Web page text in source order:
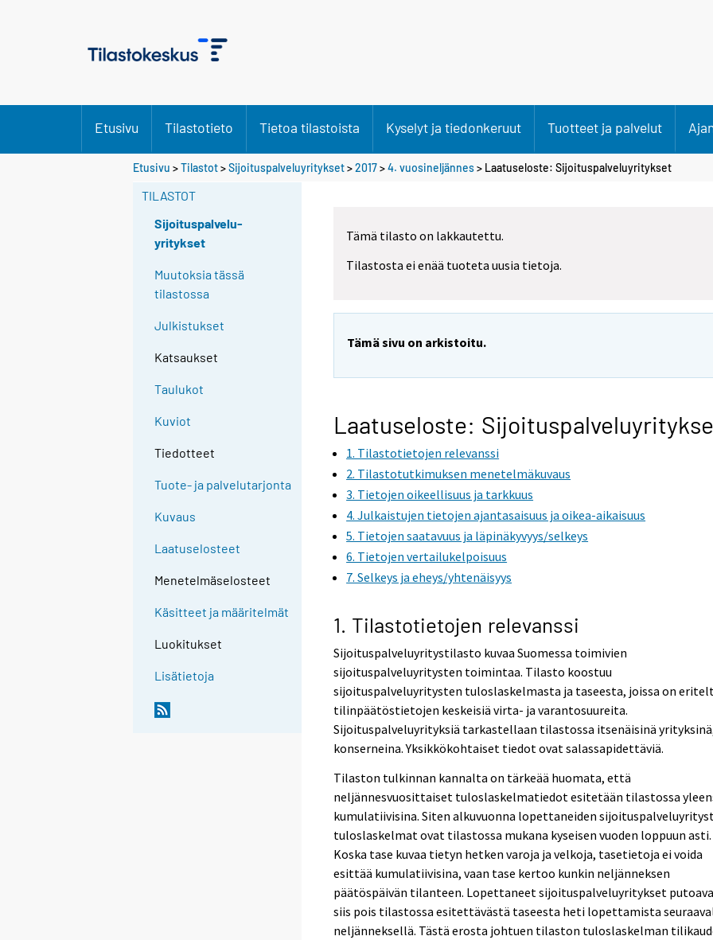
Etusivu Tilastotieto Tietoa tilastoista Kyselyt ja tiedonkeruut Tuotteet ja palvelut
Etusivu >Tilastot>Sijoituspalveluyritykset>2017>4. vuosineljännes> Laatuseloste: Sijoituspalveluyritykset
TILASTOT
Sijoituspalvelu-
yritykset
Muutoksia tässä
tilastossa
Julkistukset
Katsaukset
Taulukot
Kuviot
Tiedotteet
Tuote- ja palvelutarjonta
Kuvaus
Laatuselosteet
Menetelmäselosteet
Käsitteet ja määritelmät
Luokitukset
Lisätietoja
Tämä tilasto on lakkautettu.
Tilastosta ei enää tuoteta uusia tietoja.
Tämä sivu on arkistoitu.
Laatuseloste:
1. Tilastotietojen relevanssi
2. Tilastotutkimuksen menetelmäkuvaus
3. Tietojen oikeellisuus ja tarkkuus
4. Julkaistujen tietojen ajantasaisuus ja oikea-aikaisuus
5. Tietojen saatavuus ja läpinäkyvyys/selkeys
6. Tietojen vertailukelpoisuus
7. Selkeys ja eheys/yhtenäisyys
1. Tilastotietojen relevanssi
Sijoituspalveluyritystilasto kuvaa Suomessa toimivien
sijoituspalveluyritysten toimintaa. Tilasto koostuu
sijoituspalveluyritysten tuloslaskelmasta ja taseesta, joissa on
tilinpäätöstietojen keskeisiä virta- ja varantosuureita.
Sijoituspalveluyrityksiä tarkastellaan tilastossa itsenäisinä
konserneina. Yksikkökohtaiset tiedot ovat salassapidettäviä.
Tilaston tulkinnan kannalta on tärkeää huomata, että
neljännesvuosittaiset tuloslaskelmatiedot esitetään tilastossa
kumulatiivisina. Siten alkuvuonna lopettaneiden
tuloslaskelmat ovat tilastossa mukana kyseisen vuoden loppuun asti.
Koska tase kuvaa tietyn hetken varoja ja velkoja, tasetietoja ei voida
esittää kumulatiivisina, vaan tase kertoo kunkin neljänneksen
päätöspäivän tilanteen. Lopettaneet sijoituspalveluyritykset
siis pois tilastossa esitettävästä taseesta heti lopettamista
neljänneksellä. Tästä erosta johtuen tilaston tuloslaskelman